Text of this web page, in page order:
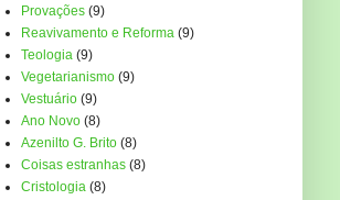
Provações (9)
Reavivamento e Reforma (9)
Teologia (9)
Vegetarianismo (9)
Vestuário (9)
Ano Novo (8)
Azenilto G. Brito (8)
Coisas estranhas (8)
Cristologia (8)